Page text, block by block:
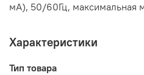
мА), 50/60Гц, максимальная
Характеристики
Тип товара